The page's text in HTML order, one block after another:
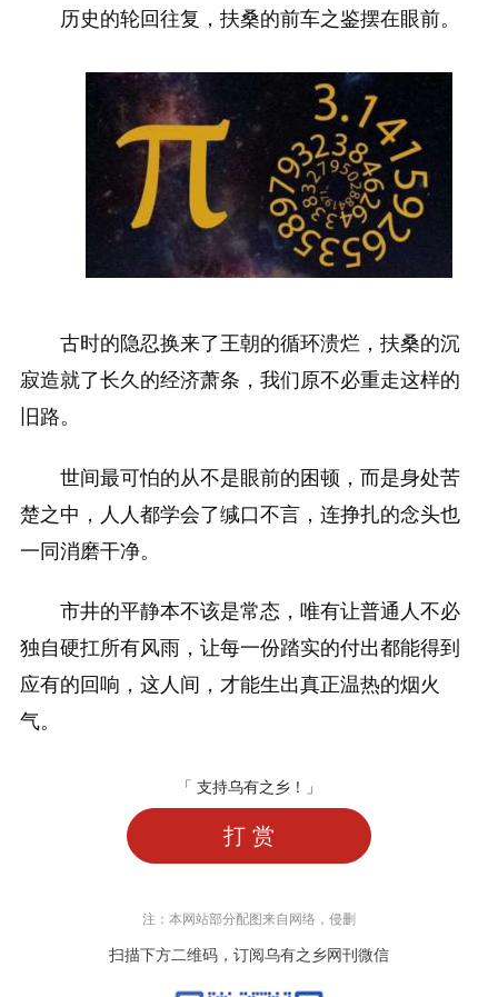
历史的轮回往复，扶桑的前车之鉴摆在眼前。
古时的隐忍换来了王朝的循环溃烂，扶桑的沉
寂造就了长久的经济萧条，我们原不必重走这样的
旧路。
世间最可怕的从不是眼前的困顿，而是身处苦
楚之中，人人都学会了缄口不言，连挣扎的念头也
一同消磨干净。
市井的平静本不该是常态，唯有让普通人不必
独自硬扛所有风雨，让每一份踏实的付出都能得到
应有的回响，这人间，才能生出真正温热的烟火
气。
「 支持乌有之乡！」
打 赏
注：本网站部分配图来自网络，侵删
扫描下方二维码，订阅乌有之乡网刊微信